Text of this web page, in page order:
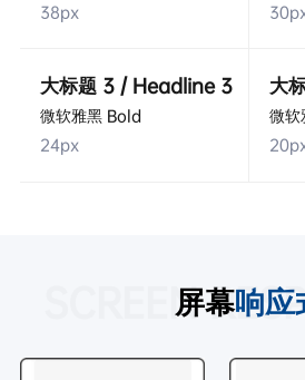
38px
大标题 3 / Headline 3
微软雅黑 Bold
24px
大
微
屏幕响应
SCREEN